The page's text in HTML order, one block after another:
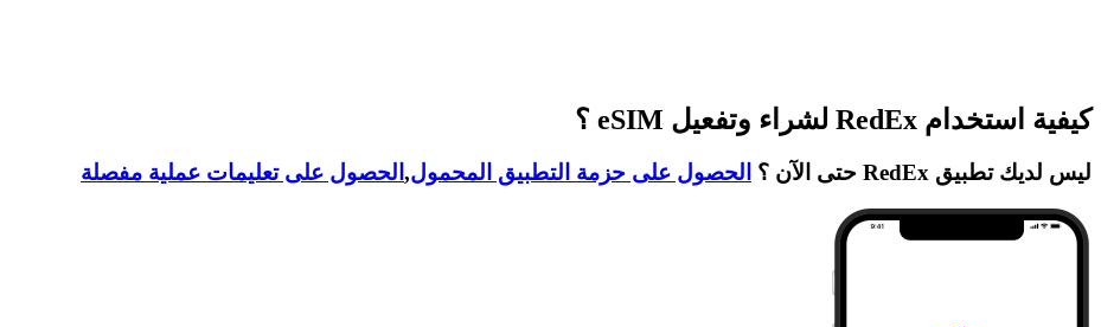
كيفية استخدام RedEx لشراء وتفعيل eSIM ؟
ليس لديك تطبيق RedEx حتى الآن ؟ الحصول على حزمة التطبيق المحمول, الحصول على تعليمات عملية مفصلة